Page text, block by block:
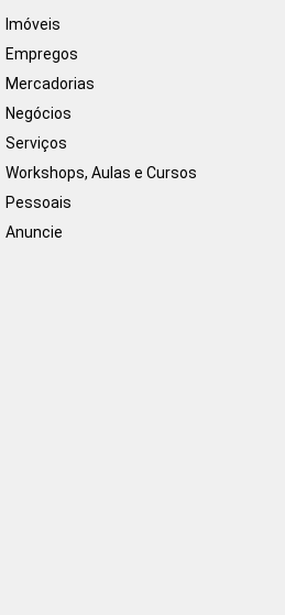
Imóveis
Empregos
Mercadorias
Negócios
Serviços
Workshops, Aulas e Cursos
Pessoais
Anuncie